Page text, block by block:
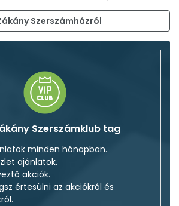
Szerszámházról
Szerszámklub tag
minden hónapban.
ajánlatok.
akciók.
értesülni az akciókról és